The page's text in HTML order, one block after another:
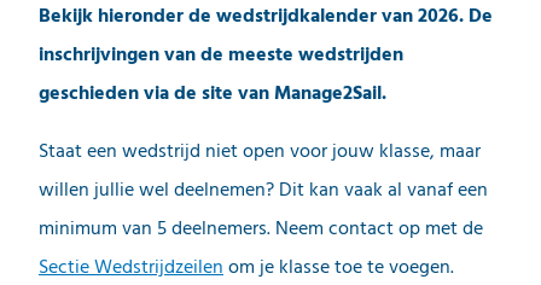
Bekijk hieronder de wedstrijdkalender van 2026. De
inschrijvingen van de meeste wedstrijden
geschieden via de site van Manage2Sail.
Staat een wedstrijd niet open voor jouw klasse, maar
willen jullie wel deelnemen? Dit kan vaak al vanaf een
minimum van 5 deelnemers. Neem contact op met de
Sectie Wedstrijdzeilenom je klasse toe te voegen.